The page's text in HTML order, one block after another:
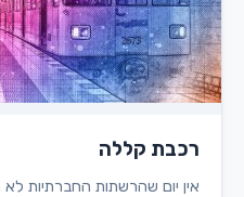
רכבת קללה
אין יום שהרשתות החברתיות לא